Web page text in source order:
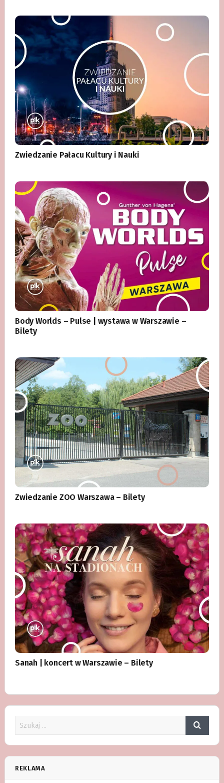
Zwiedzanie Pałacu Kultury i Nauki
Body Worlds – Pulse | wystawa w Warszawie –
Bilety
Zwiedzanie ZOO Warszawa – Bilety
Sanah | koncert w Warszawie – Bilety
REKLAMA